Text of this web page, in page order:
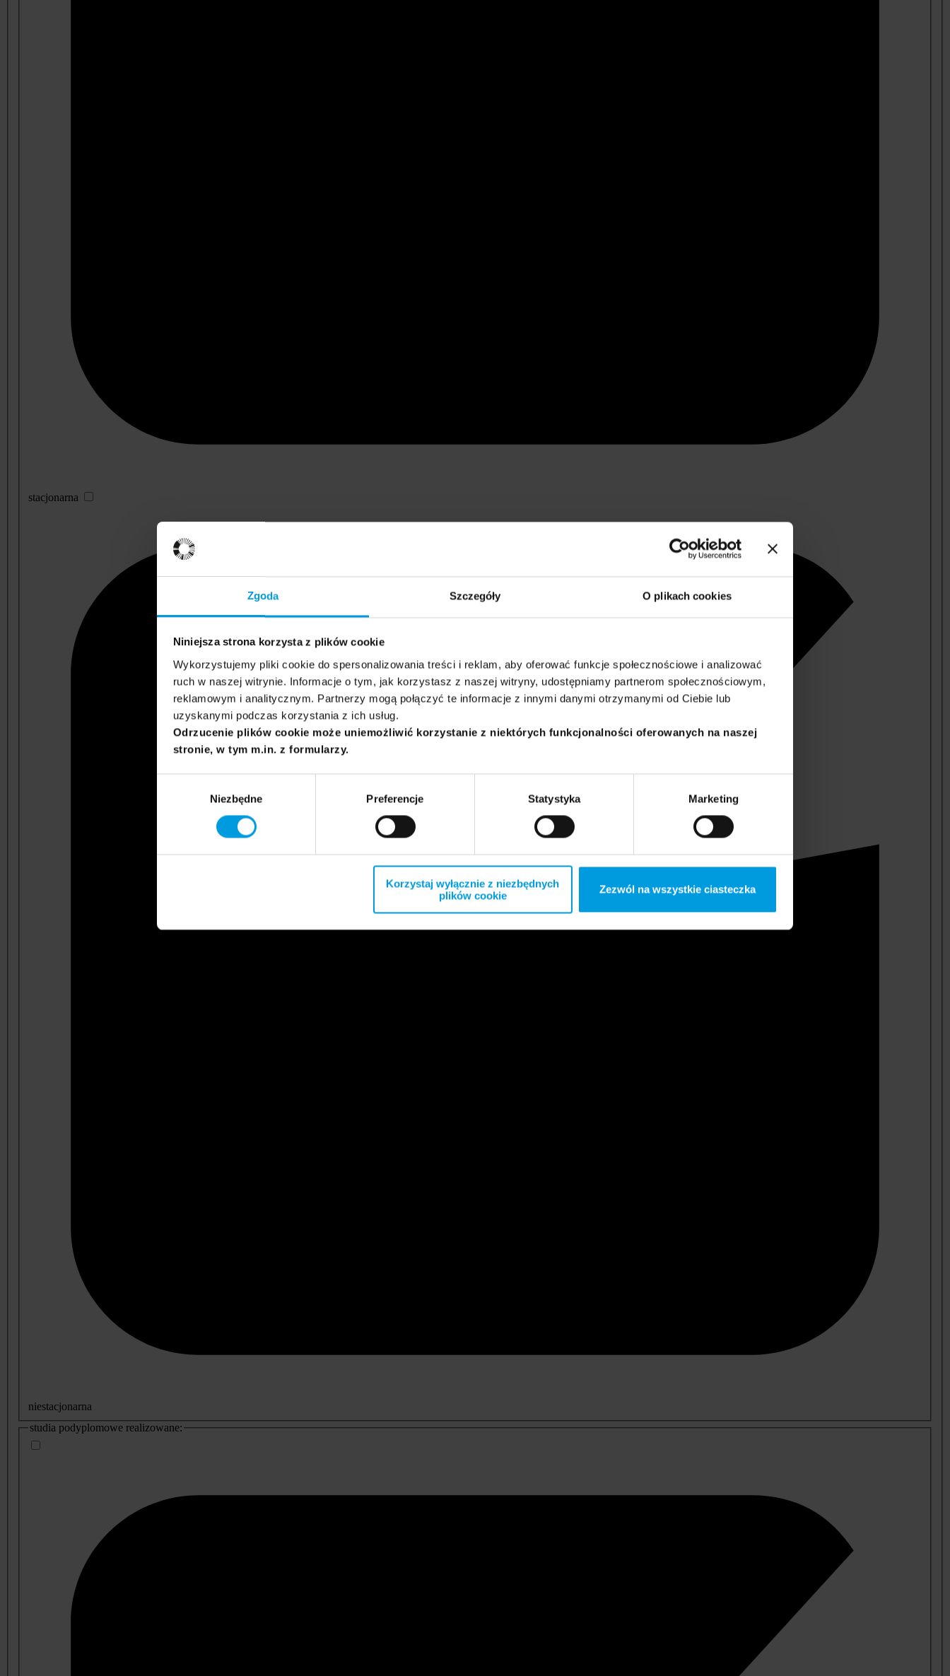
Zgoda Szczegóły O plikach cookies
Niniejsza strona korzysta z plików cookie
Wykorzystujemy pliki cookie do spersonalizowania treści i reklam, aby oferować funkcje społecznościowe i analizować
ruch w naszej witrynie. Informacje o tym, jak korzystasz z naszej witryny, udostępniamy partnerom społecznościowym,
reklamowym i analitycznym. Partnerzy mogą połączyć te informacje z innymi danymi otrzymanymi od Ciebie lub
uzyskanymi podczas korzystania z ich usług.
Odrzucenie plików cookie może uniemożliwić korzystanie z niektórych funkcjonalności oferowanych na naszej
stronie, w tym m.in. z formularzy.
Niezbędne Preferencje Statystyka Marketing
Korzystaj wyłącznie z niezbędnych
plików cookie
Zezwól na wszystkie ciasteczka
stacjonarna
niestacjonarna
studia podyplomowe realizowane: